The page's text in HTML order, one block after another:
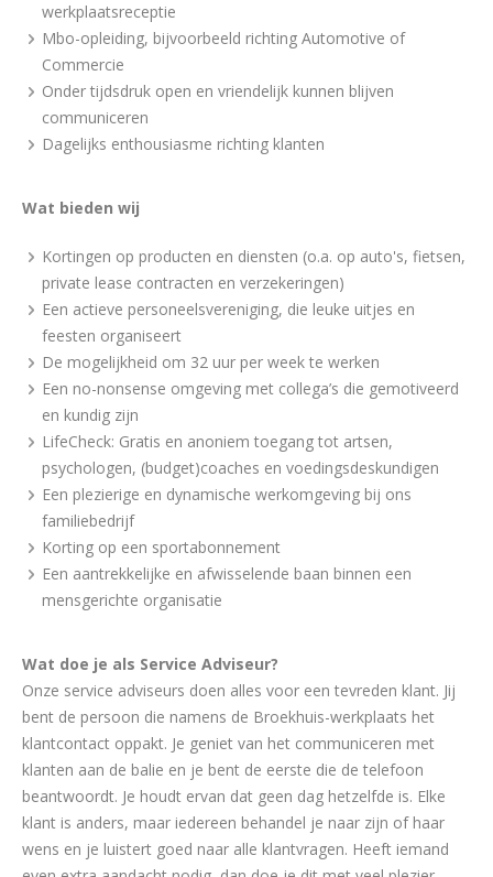
werkplaatsreceptie
Mbo-opleiding, bijvoorbeeld richting Automotive of
Commercie
Onder tijdsdruk open en vriendelijk kunnen blijven
communiceren
Dagelijks enthousiasme richting klanten
Wat bieden wij
Kortingen op producten en diensten (o.a. op auto's, fietsen,
private lease contracten en verzekeringen)
Een actieve personeelsvereniging, die leuke uitjes en
feesten organiseert
De mogelijkheid om 32 uur per week te werken
Een no-nonsense omgeving met collega’s die gemotiveerd
en kundig zijn
LifeCheck: Gratis en anoniem toegang tot artsen,
psychologen, (budget)coaches en voedingsdeskundigen
Een plezierige en dynamische werkomgeving bij ons
familiebedrijf
Korting op een sportabonnement
Een aantrekkelijke en afwisselende baan binnen een
mensgerichte organisatie
Wat doe je als Service Adviseur?
Onze service adviseurs doen alles voor een tevreden klant. Jij
bent de persoon die namens de Broekhuis-werkplaats het
klantcontact oppakt. Je geniet van het communiceren met
klanten aan de balie en je bent de eerste die de telefoon
beantwoordt. Je houdt ervan dat geen dag hetzelfde is. Elke
klant is anders, maar iedereen behandel je naar zijn of haar
wens en je luistert goed naar alle klantvragen. Heeft iemand